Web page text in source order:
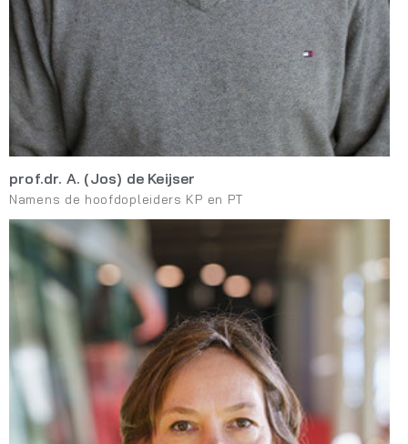
prof.dr. A. (Jos) de Keijser
Namens de hoofdopleiders KP en PT